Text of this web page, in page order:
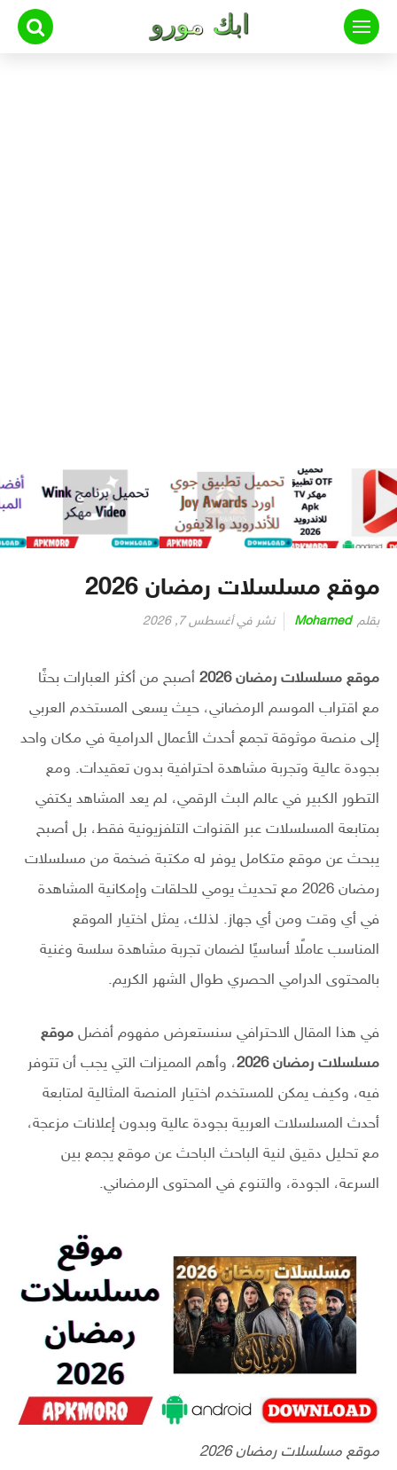
التجاوز
المحتوى
موقع مسلسلات رمضان 2026
بقلم Mohamed نشر في أغسطس 7, 2026
موقع مسلسلات رمضان 2026
أصبح من أكثر العبارات بحثًا
مع اقتراب الموسم الرمضاني، حيث يسعى المستخدم العربي
إلى منصة موثوقة تجمع أحدث الأعمال الدرامية في مكان واحد
بجودة عالية وتجربة مشاهدة احترافية بدون تعقيدات. ومع
التطور الكبير في عالم البث الرقمي، لم يعد المشاهد يكتفي
بمتابعة المسلسلات عبر القنوات التلفزيونية فقط، بل أصبح
يبحث عن موقع متكامل يوفر له مكتبة ضخمة من مسلسلات
رمضان 2026 مع تحديث يومي للحلقات وإمكانية المشاهدة
في أي وقت ومن أي جهاز. لذلك، يمثل اختيار الموقع
المناسب عاملًا أساسيًا لضمان تجربة مشاهدة سلسة وغنية
بالمحتوى الدرامي الحصري طوال الشهر الكريم.
في هذا المقال الاحترافي سنستعرض مفهوم أفضل موقع
مسلسلات رمضان 2026
، وأهم المميزات التي يجب أن تتوفر
فيه، وكيف يمكن للمستخدم اختيار المنصة المثالية لمتابعة
أحدث المسلسلات العربية بجودة عالية وبدون إعلانات مزعجة،
مع تحليل دقيق لنية الباحث الباحث عن موقع يجمع بين
السرعة، الجودة، والتنوع في المحتوى الرمضاني.
موقع مسلسلات رمضان 2026